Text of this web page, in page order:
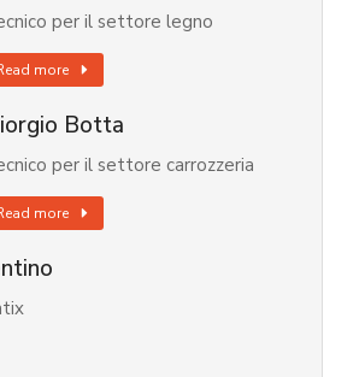
per il settore legno
more
Botta
per il settore carrozzeria
more